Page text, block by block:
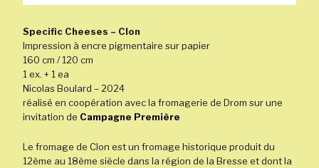
Specific Cheeses – Clon
Impression à encre pigmentaire sur papier
160 cm / 120 cm
1 ex. + 1 ea
Nicolas Boulard – 2024
réalisé en coopération avec la fromagerie de Drom sur une
invitation de Campagne Première
Le fromage de Clon est un fromage historique produit du
12ème au 18ème siècle dans la région de la Bresse et dont la